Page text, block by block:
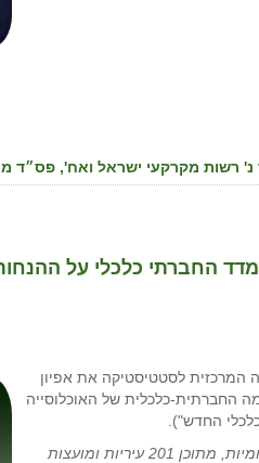
החברתי כלכלי על
פרסמה הלשכה המרכזית לסטטיסטיקה את אפיון
החברתית-כלכלית של האוכלוסייה
" הניתוח נערך עבור 255 רשויות מקומיות, מתוכן 201 עיריות ומועצות